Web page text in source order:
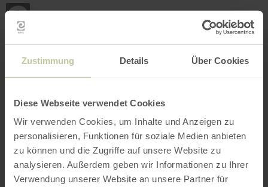
Zustimmung Details Über Cookies
Diese Webseite verwendet Cookies
Wir verwenden Cookies, um Inhalte und Anzeigen zu
personalisieren, Funktionen für soziale Medien anbieten
zu können und die Zugriffe auf unsere Website zu
analysieren. Außerdem geben wir Informationen zu Ihrer
Verwendung unserer Website an unsere Partner für
CARTE INTERACTIVE
ma
Ouvrir le filtre